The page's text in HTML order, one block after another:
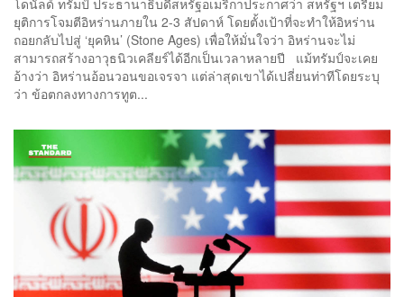
ยุติการโจมตีอิหร่านภายใน 2-3 สัปดาห์ โดยตั้งเป้าที่จะทำให้อิหร่าน
ถอยกลับไปสู่ ‘ยุคหิน’ (Stone Ages) เพื่อให้มั่นใจว่า อิหร่านจะไม่
สามารถสร้างอาวุธนิวเคลียร์ได้อีกเป็นเวลาหลายปี แม้ทรัมป์จะเคย
อ้างว่า อิหร่านอ้อนวอนขอเจรจา แต่ล่าสุดเขาได้เปลี่ยนท่าทีโดยระบุ
ว่า ข้อตกลงทางการทูต...